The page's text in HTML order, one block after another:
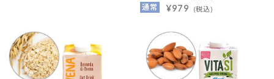
通常 ¥979 (税込)